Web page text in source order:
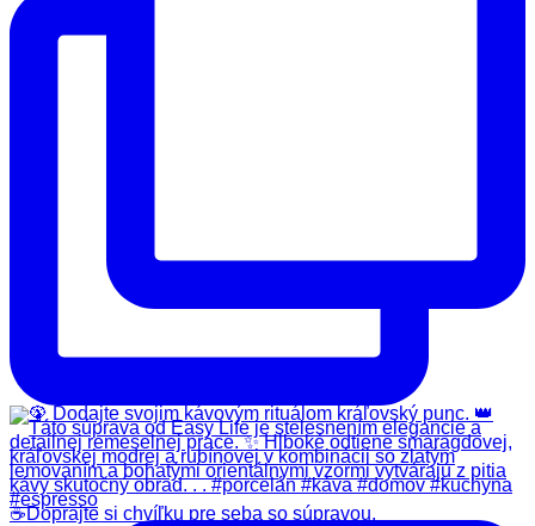
☕️Doprajte si chvíľku pre seba so súpravou,